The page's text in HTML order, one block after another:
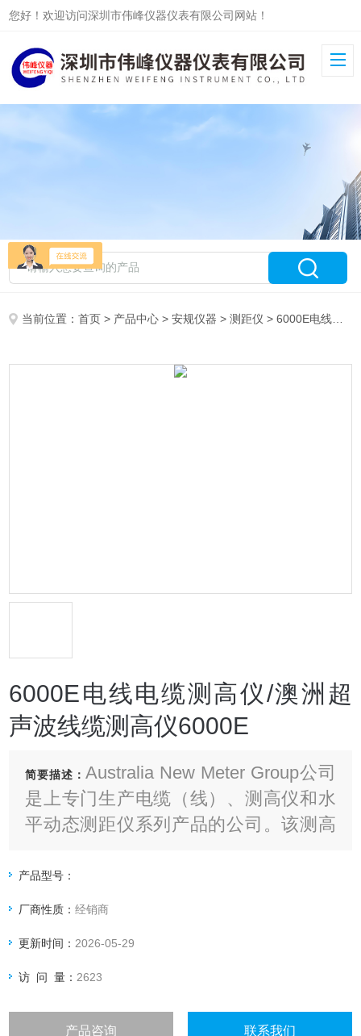
您好！欢迎访问深圳市伟峰仪器仪表有限公司网站！
当前位置：首页 > 产品中心 >安规仪器 >测距仪 > 6000E电线电缆测高仪/澳洲超声波线缆测高仪6000E
6000E电线电缆测高仪/澳洲超
声波线缆测高仪6000E
简要描述： Australia New Meter Group公司
是上专门生产电缆（线）、测高仪和水
平动态测距仪系列产品的公司。该测高
产品型号：
厂商性质：经销商
更新时间： 2026-05-29
访 问 量： 2623
产品咨询 联系我们